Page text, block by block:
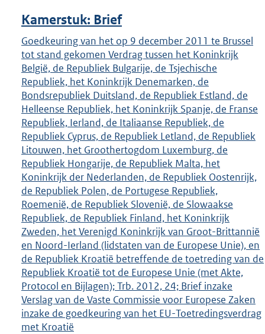
Kamerstuk: Brief
Goedkeuring van het op 9 december 2011 te Brussel
tot stand gekomen Verdrag tussen het Koninkrijk
België, de Republiek Bulgarije, de Tsjechische
Republiek, het Koninkrijk Denemarken, de
Bondsrepubliek Duitsland, de Republiek Estland, de
Helleense Republiek, het Koninkrijk Spanje, de Franse
Republiek, Ierland, de Italiaanse Republiek, de
Republiek Cyprus, de Republiek Letland, de Republiek
Litouwen, het Groothertogdom Luxemburg, de
Republiek Hongarije, de Republiek Malta, het
Koninkrijk der Nederlanden, de Republiek Oostenrijk,
de Republiek Polen, de Portugese Republiek,
Roemenië, de Republiek Slovenië, de Slowaakse
Republiek, de Republiek Finland, het Koninkrijk
Zweden, het Verenigd Koninkrijk van Groot-Brittannië
en Noord-Ierland (lidstaten van de Europese Unie), en
de Republiek Kroatië betreffende de toetreding van de
Republiek Kroatië tot de Europese Unie (met Akte,
Protocol en Bijlagen); Trb. 2012, 24; Brief inzake
Verslag van de Vaste Commissie voor Europese Zaken
inzake de goedkeuring van het EU-Toetredingsverdrag
met Kroatië